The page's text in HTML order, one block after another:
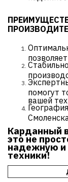
помогут
вашей
Карданный
это не
надежную и
техники!